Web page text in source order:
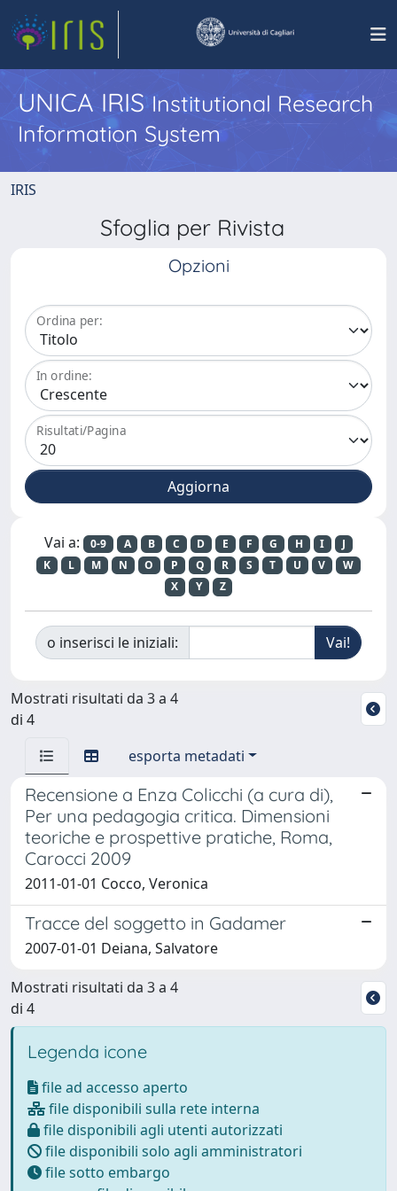
UNICA IRISInstitutional Research
Information System
IRIS
Sfoglia per Rivista
Opzioni
Ordina per:
In ordine:
Risultati/Pagina
Vai a: 0-9 A B C D E F G H I
J
K
L M N O P Q R S T U V
W
X
Y Z
o inserisci le iniziali:
Mostrati risultati da 3 a 4
di 4
esporta metadati
Recensione a Enza Colicchi (a cura di),
Per una pedagogia critica. Dimensioni
teoriche e prospettive pratiche, Roma,
Carocci 2009
2011-01-01 Cocco, Veronica
Tracce del soggetto in Gadamer
2007-01-01 Deiana, Salvatore
Mostrati risultati da 3 a 4
di 4
Legenda icone
file ad accesso aperto
file disponibili sulla rete interna
file disponibili agli utenti autorizzati
file disponibili solo agli amministratori
file sotto embargo